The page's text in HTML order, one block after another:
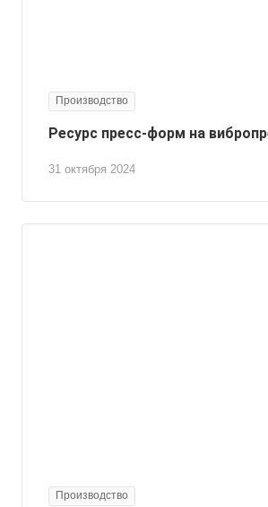
Производство
31 октября 2024
Ресурс пресс-форм на
Производство